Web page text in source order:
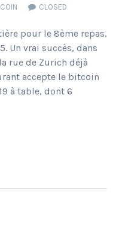
CLOSED
pour le 8ème repas,
Un vrai succès, dans
rue de Zurich déjà
accepte le bitcoin
à table, dont 6